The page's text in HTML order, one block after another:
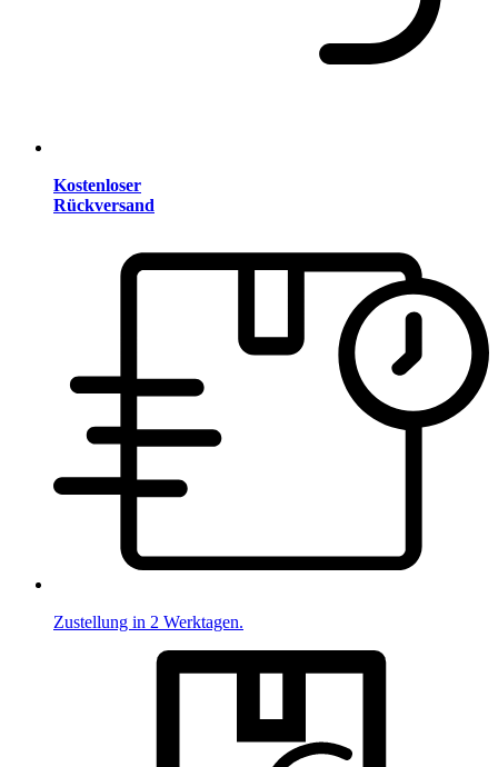
Kostenloser
Rückversand
Zustellung in 2 Werktagen.